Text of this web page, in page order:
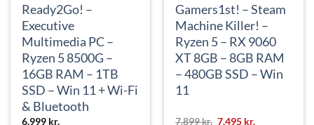
Ready2Go! –
Executive
Multimedia PC –
Ryzen 5 8500G –
16GB RAM – 1TB
SSD – Win 11 + Wi-Fi
& Bluetooth
6.999 kr.
Gamers1st! – Steam
Machine Killer! –
Ryzen 5 – RX 9060
XT 8GB – 8GB RAM
– 480GB SSD – Win
11
7.899kr. Den
7.495 kr.